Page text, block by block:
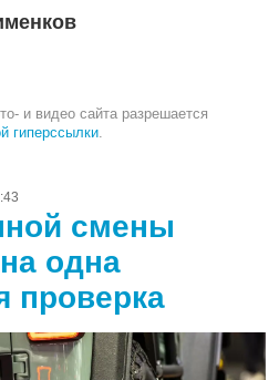
и видео сайта разрешается
гиперссылки
смены
одна
проверка